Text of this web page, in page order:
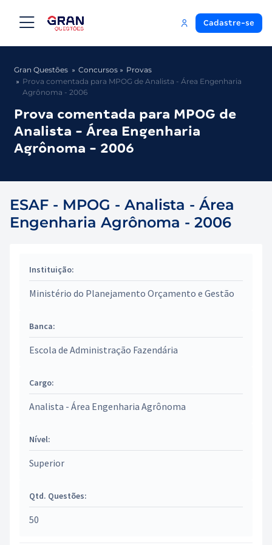
Cadastre-se
Gran Questões Concursos
Provas
Prova comentada para MPOG de Analista - Área Engenharia
Agrônoma - 2006
Prova comentada para MPOG de
Analista - Área Engenharia
Agrônoma - 2006
ESAF - MPOG - Analista - Área
Engenharia Agrônoma - 2006
Instituição:
Ministério do Planejamento Orçamento e Gestão
Banca:
Escola de Administração Fazendária
Cargo:
Analista - Área Engenharia Agrônoma
Nível:
Superior
Qtd. Questões:
50